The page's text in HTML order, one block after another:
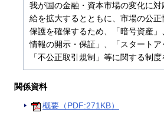
我が国の金融・資本市場の変化に
給を拡大するとともに、市場の公
保護を確保するため、「暗号資産」
情報の開示・保証」、「スタートア
「不公正取引規制」等に関する制
関係資料
概要（PDF:271KB）